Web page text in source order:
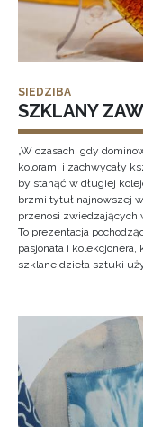
SIEDZIBA
SZKLANY
„W czasach, gdy
kolorami i zachwycały
by stanąć w długiej
brzmi tytuł najnowszej
przenosi zwiedzających
To prezentacja
pasjonata i
szklane dzieła sztuki